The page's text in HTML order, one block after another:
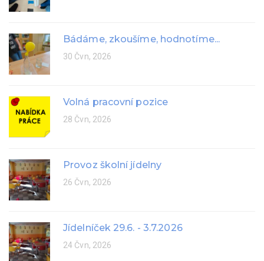
Bádáme, zkoušíme, hodnotíme...
30 Čvn, 2026
Volná pracovní pozice
28 Čvn, 2026
Provoz školní jídelny
26 Čvn, 2026
Jídelníček 29.6. - 3.7.2026
24 Čvn, 2026